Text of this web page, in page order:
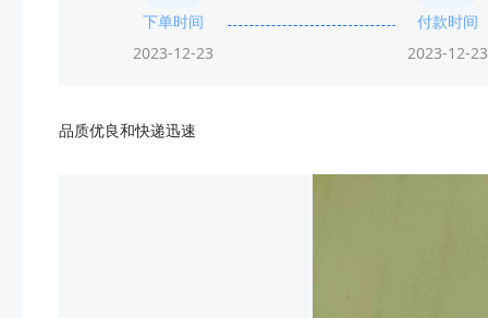
下单时间
2023-12-23
付款时间
2023-12-23
品质优良和快递迅速